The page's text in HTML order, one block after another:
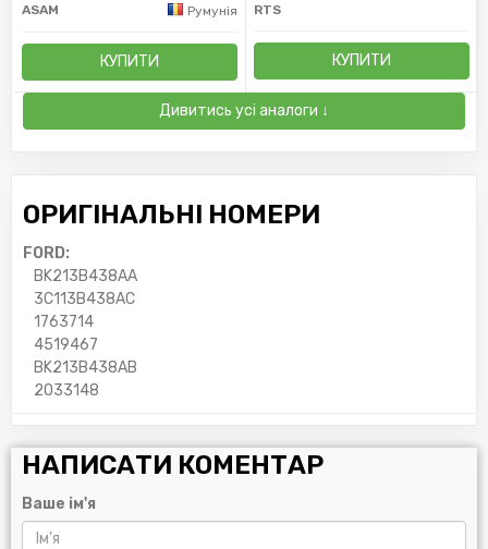
ASAM
Румунія
КУПИТИ
RTS
КУПИТИ
Дивитись усі аналоги ↓
ОРИГІНАЛЬНІ НОМЕРИ
FORD:
BK213B438AA
3C113B438AC
1763714
4519467
BK213B438AB
2033148
НАПИСАТИ КОМЕНТАР
Ваше ім'я